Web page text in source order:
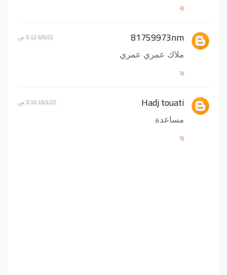
رد
81759973nm 6/5/21 5:12 ص
ملاك عمري عمري
رد
Hadj touati 15/1/22 3:10 ص
مساعدة
رد